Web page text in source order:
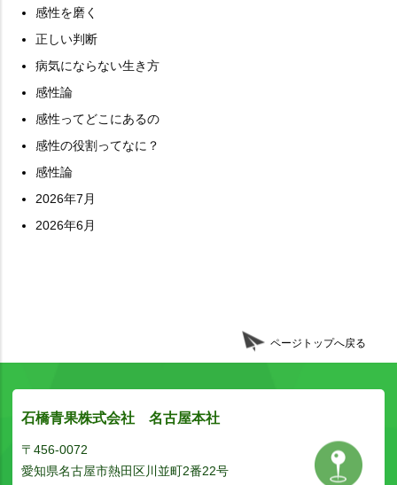
感性を磨く
正しい判断
病気にならない生き方
感性論
感性ってどこにあるの
感性の役割ってなに？
感性論
2026年7月
2026年6月
ページトップへ戻る
石橋青果株式会社 名古屋本社
〒456-0072
愛知県名古屋市熱田区川並町2番22号